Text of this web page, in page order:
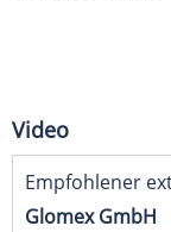
Video
Empfohlener
Glomex GmbH